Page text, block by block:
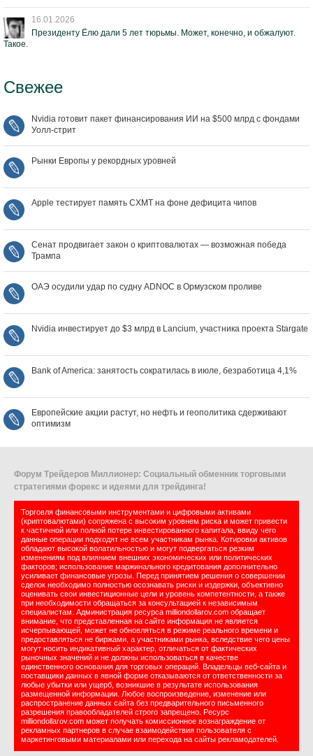
16.01.2026
Президенту Ёлю дали 5 лет тюрьмы. Может, конечно, и обжалуют.
Такое.
Свежее
Nvidia готовит пакет финансирования ИИ на $500 млрд с фондами
Уолл‑стрит
Рынки Европы у рекордных уровней
Apple тестирует память CXMT на фоне дефицита чипов
Сенат продвигает закон о криптовалютах — возможная победа
Трампа
ОАЭ осудили удар по судну ADNOC в Ормузском проливе
Nvidia инвестирует до $3 млрд в Lancium, участника проекта Stargate
Bank of America: занятость сократилась в июле, безработица 4,1%
Европейские акции растут, но нефть и геополитика сдерживают
оптимизм
Форум Трейдеров Миллионер: Социальный обменник торговыми
стратегиями форекс и идеями для трейдинга!
Торговля финансовыми инструментами и цифровыми активами
(криптовалютами) сопряжена с высоким уровнем риска и может привести
к частичной или полной потере инвестированного капитала, ввиду чего
данные операции подходят не всем участникам рынка. Котировки активов
обладают высокой волатильностью и могут подвергаться резким
изменениям под влиянием внешних экономических или политических
факторов; использование маржинального кредитования дополнительно
усиливает финансовые угрозы. Перед принятием решения о совершении
сделок необходимо полностью осознавать риски и издержки, объективно
оценивать свои инвестиционные цели и уровень компетентности, а также
при необходимости обращаться за консультацией к независимым
специалистам. Администрация ресурса milliondollarov.com обращает
внимание, что представленная на сайте информация не является
исчерпывающей, может не обновляться в режиме реального времени и
предоставляться не биржами, а участниками рынка, вследствие чего цены
могут носить индикативный характер, отличаться от фактических
рыночных значений и не должны использоваться в качестве
единственного основания для торговых операций. Владельцы веб-сайта и
поставщики данных в явной форме отказываются от ответственности за
любые убытки или ущерб, возникшие в результате использования
размещенной информации. Любое воспроизведение, изменение или
распространение данных сайта без предварительного письменного
разрешения правообладателей строго запрещено. Ресурс
milliondollarov.com может получать комиссионное вознаграждение от
рекламных партнеров в случае взаимодействия пользователя с
маркетинговыми материалами или перехода на сайты рекламодателей.